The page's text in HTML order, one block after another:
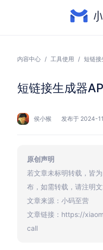
内容中心 / 工具使用 / 短链接
短链接生成器
侯小猴 发布于 2024-
原创声明
若文章未标明转载，皆
布，如需转载，请注明
文章来源：小码至营
文章链接：https://
call